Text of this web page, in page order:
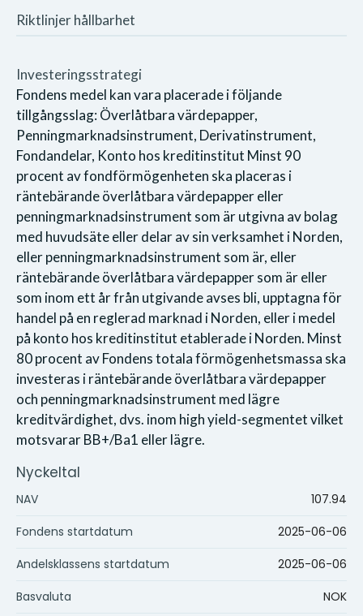
Riktlinjer hållbarhet
Investeringsstrategi
Fondens medel kan vara placerade i följande
tillgångsslag: Överlåtbara värdepapper,
Penningmarknadsinstrument, Derivatinstrument,
Fondandelar, Konto hos kreditinstitut Minst 90
procent av fondförmögenheten ska placeras i
räntebärande överlåtbara värdepapper eller
penningmarknadsinstrument som är utgivna av bolag
med huvudsäte eller delar av sin verksamhet i Norden,
eller penningmarknadsinstrument som är, eller
räntebärande överlåtbara värdepapper som är eller
som inom ett år från utgivande avses bli, upptagna för
handel på en reglerad marknad i Norden, eller i medel
på konto hos kreditinstitut etablerade i Norden. Minst
80 procent av Fondens totala förmögenhetsmassa ska
investeras i räntebärande överlåtbara värdepapper
och penningmarknadsinstrument med lägre
kreditvärdighet, dvs. inom high yield-segmentet vilket
motsvarar BB+/Ba1 eller lägre.
Nyckeltal
NAV 107.94
Fondens startdatum
2025-06-06
Andelsklassens startdatum
2025-06-06
Basvaluta
NOK